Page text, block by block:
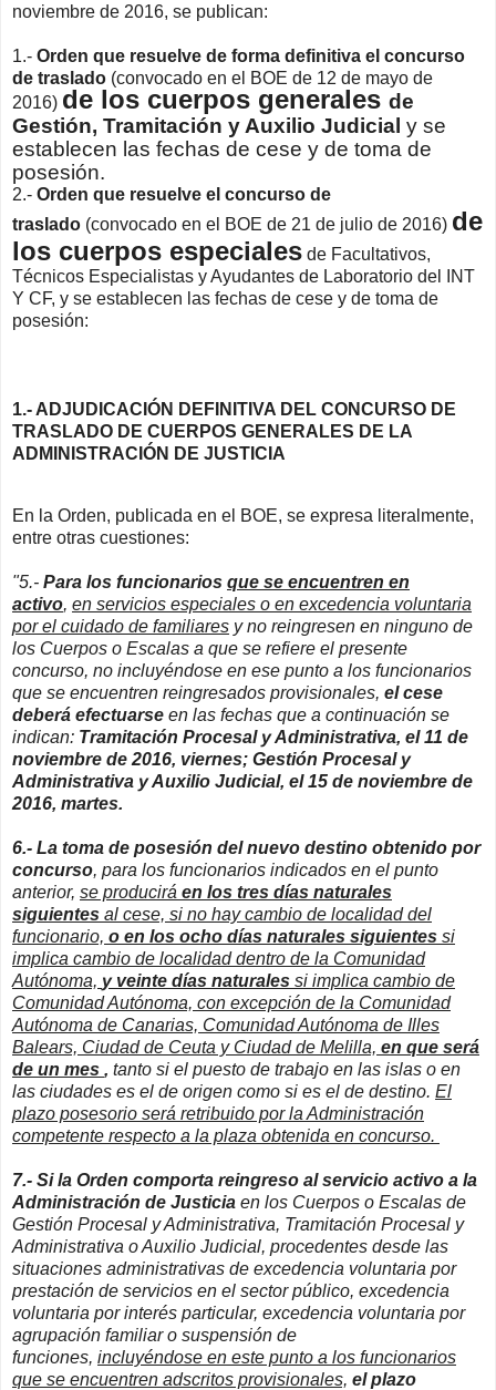
noviembre de 2016, se publican:
1.- Orden que resuelve de forma definitiva el concurso
de traslado (convocado en el BOE de 12 de mayo de
2016) de los cuerpos generales de
Gestión, Tramitación y Auxilio Judicial y se
establecen las fechas de cese y de toma de
posesión.
2.- Orden que resuelve el concurso de
traslado (convocado en el BOE de 21 de julio de 2016) de
los cuerpos especiales de Facultativos,
Técnicos Especialistas y Ayudantes de Laboratorio del INT
Y CF, y se establecen las fechas de cese y de toma de
posesión:
1.- ADJUDICACIÓN DEFINITIVA DEL CONCURSO DE
TRASLADO DE CUERPOS GENERALES DE LA
ADMINISTRACIÓN DE JUSTICIA
En la Orden, publicada en el BOE, se expresa literalmente,
entre otras cuestiones:
"5.- Para los funcionarios que se encuentren en
activo, en servicios especiales o en excedencia voluntaria
por el cuidado de familiares y no reingresen en ninguno de
los Cuerpos o Escalas a que se refiere el presente
concurso, no incluyéndose en ese punto a los funcionarios
que se encuentren reingresados provisionales, el cese
deberá efectuarse en las fechas que a continuación se
indican: Tramitación Procesal y Administrativa, el 11 de
noviembre de 2016, viernes; Gestión Procesal y
Administrativa y Auxilio Judicial, el 15 de noviembre de
2016, martes.
6.- La toma de posesión del nuevo destino obtenido por
concurso, para los funcionarios indicados en el punto
anterior, se producirá en los tres días naturales
siguientes al cese, si no hay cambio de localidad del
funcionario, o en los ocho días naturales siguientes si
implica cambio de localidad dentro de la Comunidad
Autónoma, y veinte días naturales si implica cambio de
Comunidad Autónoma, con excepción de la Comunidad
Autónoma de Canarias, Comunidad Autónoma de Illes
Balears, Ciudad de Ceuta y Ciudad de Melilla, en que será
de un mes , tanto si el puesto de trabajo en las islas o en
las ciudades es el de origen como si es el de destino. El
plazo posesorio será retribuido por la Administración
competente respecto a la plaza obtenida en concurso.
7.- Si la Orden comporta reingreso al servicio activo a la
Administración de Justicia en los Cuerpos o Escalas de
Gestión Procesal y Administrativa, Tramitación Procesal y
Administrativa o Auxilio Judicial, procedentes desde las
situaciones administrativas de excedencia voluntaria por
prestación de servicios en el sector público, excedencia
voluntaria por interés particular, excedencia voluntaria por
agrupación familiar o suspensión de
funciones, incluyéndose en este punto a los funcionarios
que se encuentren adscritos provisionales, el plazo